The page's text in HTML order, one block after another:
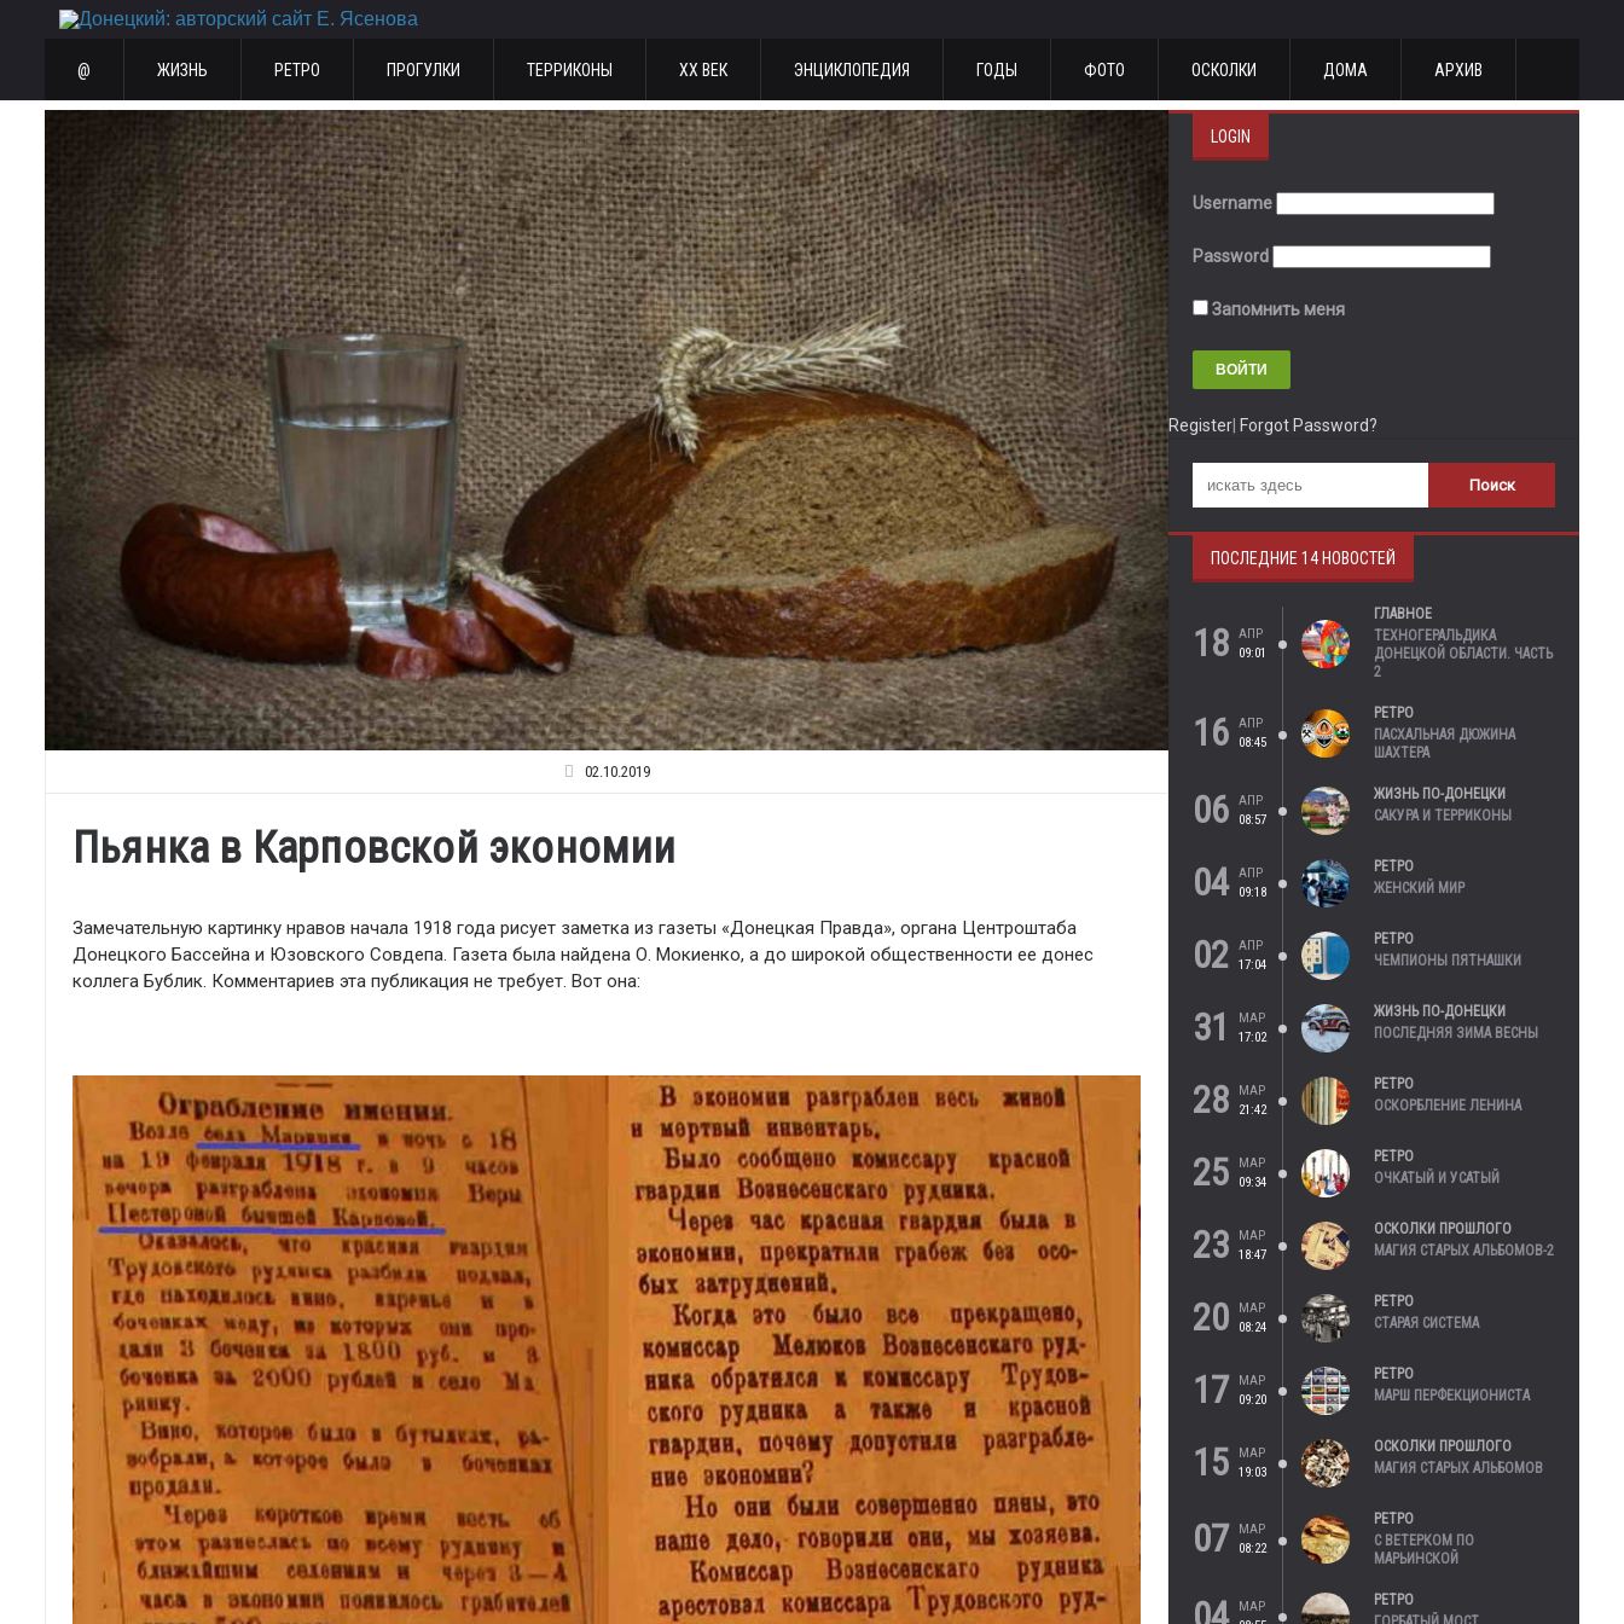
@ ЖИЗНЬ РЕТРО ПРОГУЛКИ ТЕРРИКОНЫ ХХ ВЕК ЭНЦИКЛОПЕДИЯ ГОДЫ ФОТО ОСКОЛКИ ДОМА АРХИВ
02.10.2019
Пьянка в Карповской экономии
Замечательную картинку нравов начала 1918 года рисует заметка из газеты «Донецкая Правда», органа Центроштаба
Донецкого Бассейна и Юзовского Совдепа. Газета была найдена О. Мокиенко, а до широкой общественности ее донес
коллега Бублик. Комментариев эта публикация не требует. Вот она:
LOGIN
Username
Password
Запомнить меня
Register Forgot Password?
ПОСЛЕДНИЕ 14 НОВОСТЕЙ
18
АПР
09:01
ГЛАВНОЕ
ТЕХНОГЕРАЛЬДИКА
ДОНЕЦКОЙ ОБЛАСТИ. ЧАСТЬ
2
16
АПР
08:45
РЕТРО
ПАСХАЛЬНАЯ ДЮЖИНА
ШАХТЕРА
06
АПР
08:57
ЖИЗНЬ ПО-ДОНЕЦКИ
САКУРА И ТЕРРИКОНЫ
04
АПР
09:18
РЕТРО
ЖЕНСКИЙ МИР
02
АПР
17:04
РЕТРО
ЧЕМПИОНЫ ПЯТНАШКИ
31
МАР
17:02
ЖИЗНЬ ПО-ДОНЕЦКИ
ПОСЛЕДНЯЯ ЗИМА ВЕСНЫ
28
МАР
21:42
РЕТРО
ОСКОРБЛЕНИЕ ЛЕНИНА
25
МАР
09:34
РЕТРО
ОЧКАТЫЙ И УСАТЫЙ
23
МАР
18:47
ОСКОЛКИ ПРОШЛОГО
МАГИЯ СТАРЫХ АЛЬБОМОВ-2
20
МАР
08:24
РЕТРО
СТАРАЯ СИСТЕМА
17
МАР
09:20
РЕТРО
МАРШ ПЕРФЕКЦИОНИСТА
15
МАР
19:03
ОСКОЛКИ ПРОШЛОГО
МАГИЯ СТАРЫХ АЛЬБОМОВ
07
МАР
08:22
РЕТРО
С ВЕТЕРКОМ ПО
МАРЬИНСКОЙ
МАР
РЕТРО